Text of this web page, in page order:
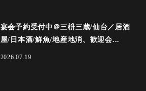
宴会予約受付中＠三枡三蔵/仙台／居酒
屋/日本酒/鮮魚/地産地消、歓迎会...
2026.07.19